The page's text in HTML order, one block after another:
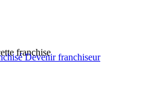
Devenir franchiseur
franchise